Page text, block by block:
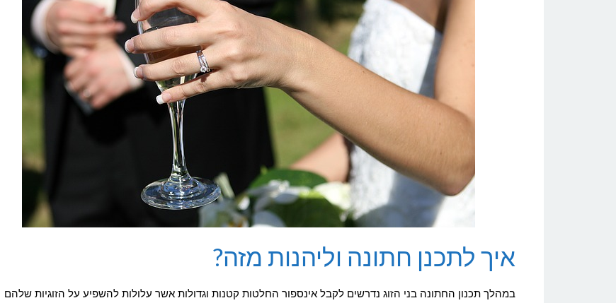
איך לתכנן חתונה וליהנות מזה?
במהלך תכנון החתונה בני הזוג נדרשים לקבל אינספור החלטות קטנות וגדולות אשר עלולות להשפיע על הזוגיות שלהם